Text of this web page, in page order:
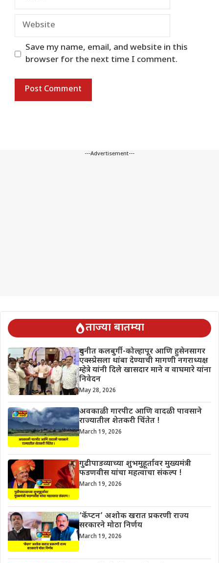
Website
Save my name, email, and website in this
browser for the next time I comment.
---Advertisement---
ताज्या बातम्या
दुधनीत कलबुर्गी-कोल्हापूर आणि हुसेनसागर
एक्स्प्रेसला थांबा देण्याची मागणी नगराध्यक्ष
म्हेत्रे यांनी दिले खासदार माने व वाघमारे यांना
निवेदन
May 28, 2026
अवकाळी गारपीट आणि वादळी पावसाने
राज्यातील शेतकरी चिंतेत !
March 19, 2026
गुढीपाडव्याच्या शुभमुहूर्तावर मुख्यमंत्री
फडणवीस यांचा महत्वाचा संकल्प !
March 19, 2026
‘कॅप्टन’ अशोक खरात प्रकरणी राज्य
सरकारने मोठा निर्णय
March 19, 2026